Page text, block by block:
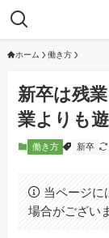
ホーム 働き方
新卒は残
業よりも
働き方 新卒
当ページに
場合がござい